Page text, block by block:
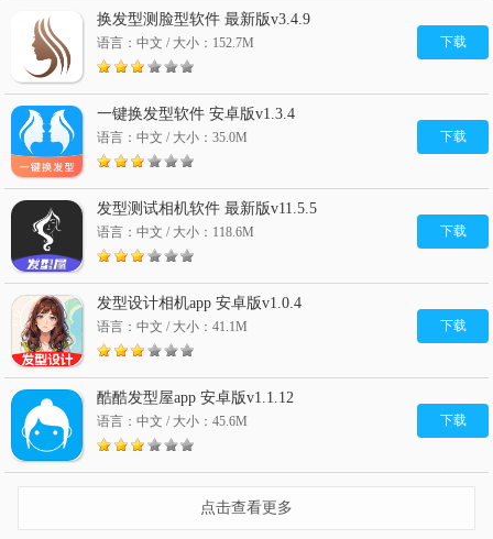
换发型测脸型软件 最新版v3.4.9
语言：中文 / 大小：152.7M 下载
一键换发型软件 安卓版v1.3.4
语言：中文 / 大小：35.0M 下载
发型测试相机软件 最新版v11.5.5
语言：中文 / 大小：118.6M 下载
发型设计相机app 安卓版v1.0.4
语言：中文 / 大小：41.1M 下载
酷酷发型屋app 安卓版v1.1.12
语言：中文 / 大小：45.6M 下载
点击查看更多